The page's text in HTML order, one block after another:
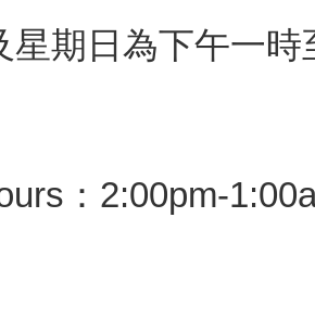
星期日為下午一時
：2:00pm-